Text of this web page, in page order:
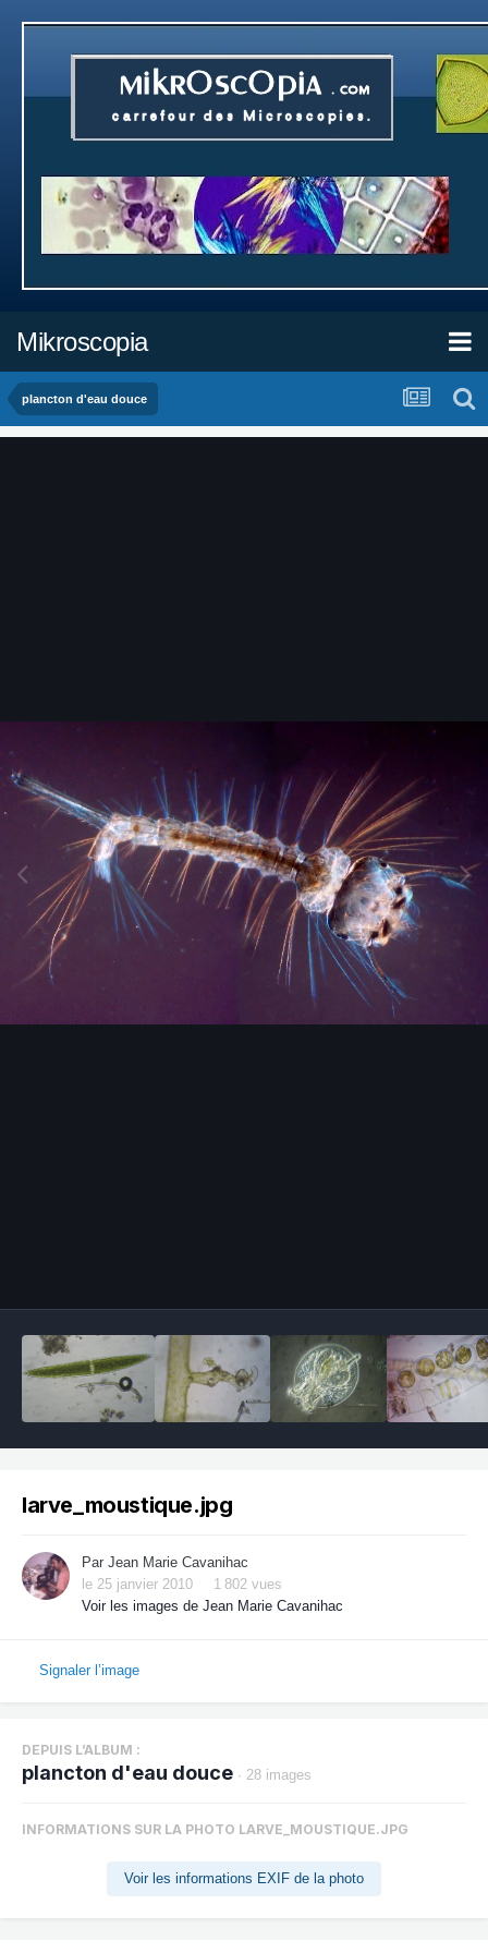
Mikroscopia
plancton d'eau douce
larve_moustique.jpg
Par Jean Marie Cavanihac
le 25 janvier 2010
1 802 vues
Voir les images de Jean Marie Cavanihac
Signaler l’image
DEPUIS L’ALBUM :
plancton d'eau douce · 28 images
INFORMATIONS SUR LA PHOTO LARVE_MOUSTIQUE.JPG
Voir les informations EXIF de la photo